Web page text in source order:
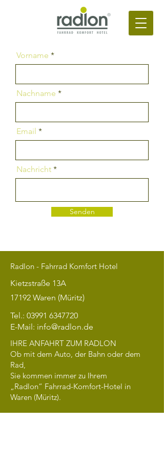
Vorname
Nachname
Email
Nachricht
Senden
Radlon - Fahrrad Komfort Hotel
Kietzstraße 13A
17192 Waren (Müritz)
Tel.: 03991 6347720
E-Mail: info@radlon.de
IHRE ANFAHRT ZUM RADLON
Ob mit dem Auto, der Bahn oder dem
Rad,
Sie kommen immer zu Ihrem
„Radlon“ Fahrrad-Komfort-Hotel in
Waren (Müritz).